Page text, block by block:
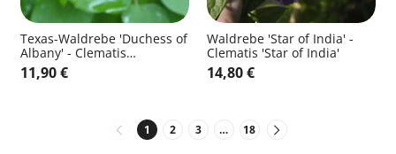
Texas-Waldrebe 'Duchess of
Albany' - Clematis
tex.'Duchess of Albany'
11,90 €
Waldrebe 'Star of India' -
Clematis 'Star of India'
14,80 €
1 2 3 … 18